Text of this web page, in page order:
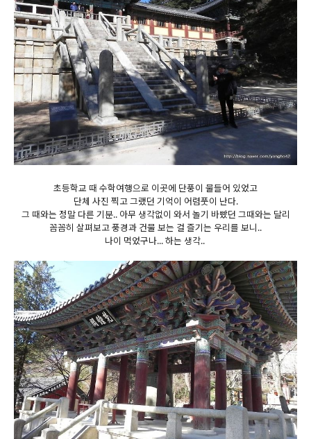
초등학교 때 수학여행으로 이곳에 단풍이 물들어 있었고
단체 사진 찍고 그랬던 기억이 어렴풋이 난다.
그 때와는 정말 다른 기분.. 아무 생각없이 와서 놀기 바빴던 그때와는 달리
꼼꼼히 살펴보고 풍경과 건물 보는 걸 즐기는 우리를 보니..
나이 먹었구나... 하는 생각..